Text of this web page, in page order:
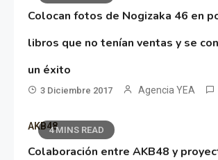
Colocan fotos de Nogizaka 46 en
libros que no tenían ventas y se
un éxito
3 Diciembre 2017 Agencia YEA
4 MINS READ
AKB48
Colaboración entre AKB48 y